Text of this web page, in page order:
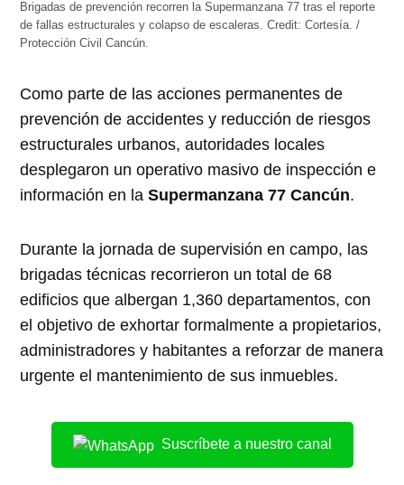
Brigadas de prevención recorren la Supermanzana 77 tras el reporte
de fallas estructurales y colapso de escaleras.Credit: Cortesía. /
Protección Civil Cancún.
Como parte de las acciones permanentes de
prevención de accidentes y reducción de riesgos
estructurales urbanos, autoridades locales
desplegaron un operativo masivo de inspección e
información en laSupermanzana 77 Cancún.
Durante la jornada de supervisión en campo, las
brigadas técnicas recorrieron un total de 68
edificios que albergan 1,360 departamentos, con
el objetivo de exhortar formalmente a propietarios,
administradores y habitantes a reforzar de manera
urgente el mantenimiento de sus inmuebles.
Suscríbete a nuestro canal